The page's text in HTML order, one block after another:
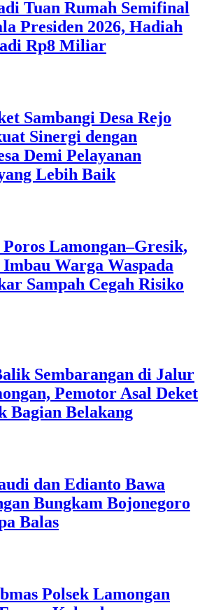
Tuan Rumah Semifinal
Presiden 2026, Hadiah
Rp8 Miliar
Sambangi Desa Rejo
Sinergi dengan
Demi Pelayanan
Lebih Baik
Lamongan–Gresik,
Warga Waspada
Sampah Cegah Risiko
Sembarangan di Jalur
Pemotor Asal Deket
Bagian Belakang
dan Edianto Bawa
Bungkam Bojonegoro
Balas
Polsek Lamongan